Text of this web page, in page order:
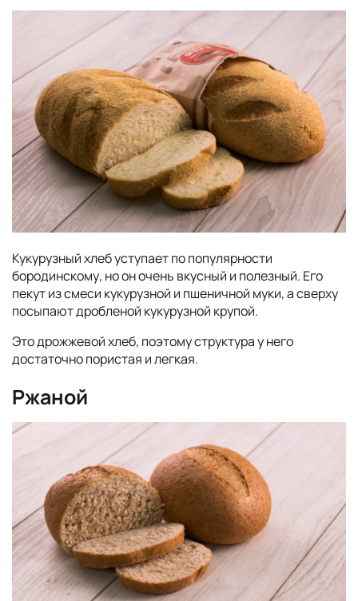
Кукурузный хлеб уступает по популярности
бородинскому, но он очень вкусный и полезный. Его
пекут из смеси кукурузной и пшеничной муки, а сверху
посыпают дробленой кукурузной крупой.
Это дрожжевой хлеб, поэтому структура у него
достаточно пористая и легкая.
Ржаной